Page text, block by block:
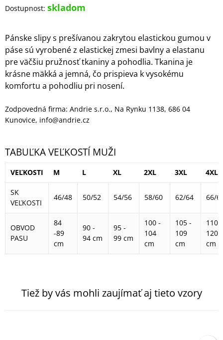
Dostupnost: skladom
Pánske slipy s prešívanou zakrytou elastickou gumou v
páse sú vyrobené z elastickej zmesi bavlny a elastanu
pre väčšiu pružnosť tkaniny a pohodlia. Tkanina je
krásne mäkká a jemná, čo prispieva k vysokému
komfortu a pohodliu pri nosení.
Zodpovedná firma: Andrie s.r.o., Na Rynku 1138, 686 04
Kunovice, info@andrie.cz
TABUĽKA VEĽKOSTÍ MUŽI
VEĽKOSTI M L XL 2XL 3XL 4XL
SK
VEĽKOSTI
46/48 50/52 54/56 58/60 62/64 66/
OBVOD
PASU
84
-89
cm
90 -
94 cm
95 -
99 cm
100 -
104
cm
105 -
109
cm
110 -
120
cm
Tiež by vás mohli zaujímať aj tieto vzory